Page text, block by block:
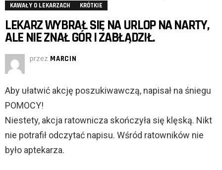
KAWAŁY O LEKARZACH
KRÓTKIE
LEKARZ WYBRAŁ SIĘ NA URLOP NA NARTY,
ALE NIE ZNAŁ GÓR I ZABŁĄDZIŁ.
przez MARCIN
Aby ułatwić akcję poszukiwawczą, napisał na śniegu
POMOCY!
Niestety, akcja ratownicza skończyła się klęską. Nikt
nie potrafił odczytać napisu. Wśród ratowników nie
było aptekarza.